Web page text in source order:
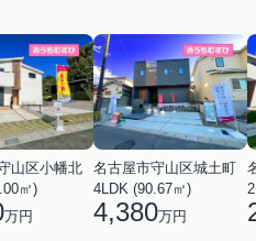
山区小幡北
㎡)
万円
名古屋市守山区城土町
4LDK (90.67㎡)
4,380万円